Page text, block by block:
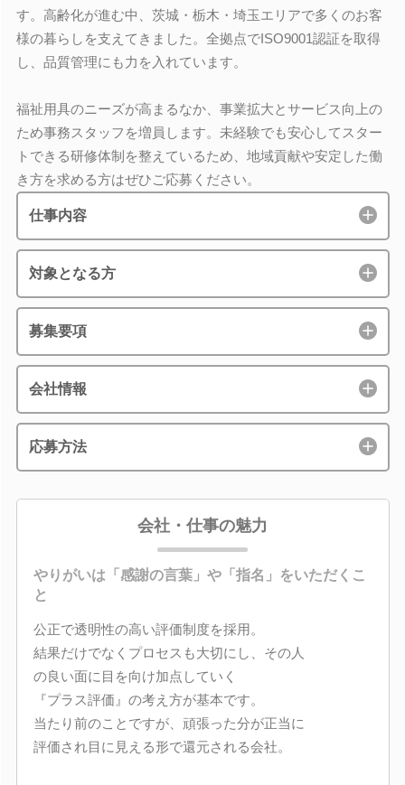
す。高齢化が進む中、茨城・栃木・埼玉エリアで多くのお客
様の暮らしを支えてきました。全拠点でISO9001認証を取得
し、品質管理にも力を入れています。
福祉用具のニーズが高まるなか、事業拡大とサービス向上の
ため事務スタッフを増員します。未経験でも安心してスター
トできる研修体制を整えているため、地域貢献や安定した働
き方を求める方はぜひご応募ください。
仕事内容
対象となる方
募集要項
会社情報
応募方法
会社・仕事の魅力
やりがいは「感謝の言葉」や「指名」をいただくこ
と
公正で透明性の高い評価制度を採用。
結果だけでなくプロセスも大切にし、その人
の良い面に目を向け加点していく
『プラス評価』の考え方が基本です。
当たり前のことですが、頑張った分が正当に
評価され目に見える形で還元される会社。